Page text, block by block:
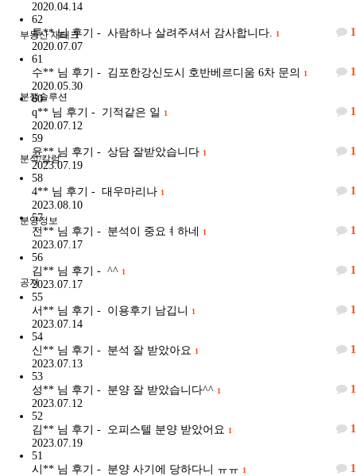
부동산 재태크
분쟁솔루션
분석/칼럼
분양정보
공지
2020.04.14
62
1
투**님 후기 - 사람하나 살려주셔서 감사합니다. 1
2020.07.07
61
1
수** 님 후기 - 김포한강신도시 호반베르디움 6차 문의 1
2020.05.30
60
1
q** 님 후기 - 기적같은 일 1
2020.07.12
59
1
윤**님 후기 - 상담 잘받았습니다 1
2023.07.19
58
1
4** 님 후기 - 대우마리나 1
2023.08.10
57
1
전** 님 후기 - 분석이 중요ㅕ하네 1
2023.07.17
56
1
김** 님 후기 - ^^ 1
2023.07.17
55
1
서** 님 후기 - 이용후기 남깁니 1
2023.07.14
54
1
신** 님 후기 - 분석 잘 받았아요 1
2023.07.13
53
1
성** 님 후기 - 분양 잘 받았습니다^^ 1
2023.07.12
52
1
김** 님 후기 - 오피스텔 분양 받았어요 1
2023.07.19
51
1
시** 님 후기 - 분양 사기에 당하다니 ㅠㅠ 1